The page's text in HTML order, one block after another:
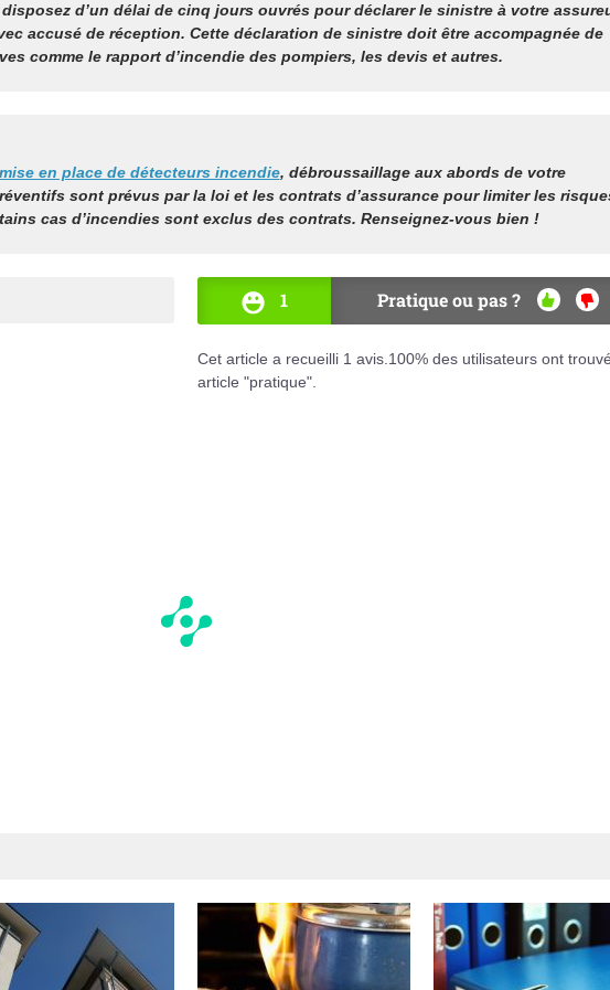
d’un délai de cinq jours ouvrés pour déclarer le sinistre à votre
accusé de réception. Cette déclaration de sinistre doit être accompagnée de
comme le rapport d’incendie des pompiers, les devis et autres.
mise en place de détecteurs incendie, débroussaillage aux abords de votre
sont prévus par la loi et les contrats d’assurance pour limiter les
cas d’incendies sont exclus des contrats. Renseignez-vous bien !
1 Pratique ou pas ?
OUI NON
Cet article a recueilli 1 avis. 100% des utilisateurs ont
article "pratique".